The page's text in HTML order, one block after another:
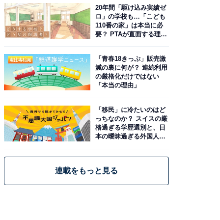
20年間「駆け込み実績ゼ
ロ」の学校も…「こども
110番の家」は本当に必
要？ PTAが直面する理想
「青春18きっぷ」販売激
減の裏に何が？ 連続利用
の厳格化だけではない
「本当の理由」
「移民」に冷たいのはど
っちなのか？ スイスの厳
格過ぎる学歴選別と、日
本の曖昧過ぎる外国人政
連載をもっと見る